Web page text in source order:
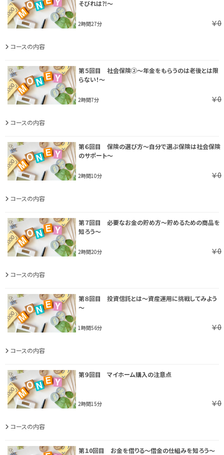
そびれは⁈～
2時間27分 ￥0
コースの内容
第５回目 社会保険②～年金をもらうのは老後とは限
らない！～
2時間7分 ￥0
コースの内容
第６回目 保険の選び方～自分で選ぶ保険は社会保険
のサポート～
2時間10分 ￥0
コースの内容
第７回目 必要なお金の貯め方～貯めるための商品を
知ろう～
2時間20分 ￥0
コースの内容
第８回目 投資信託とは～資産運用に挑戦してみよう
～
1時間56分 ￥0
コースの内容
第９回目 マイホーム購入の注意点
2時間15分 ￥0
コースの内容
第１0回目 お金を借りる～借金の仕組みを知ろう～